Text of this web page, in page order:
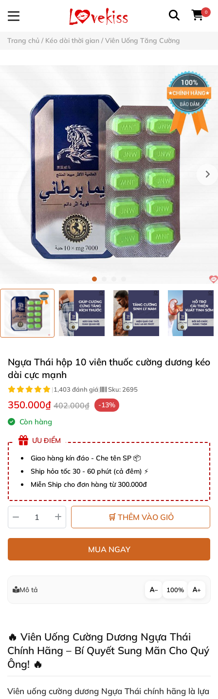
0
Trang chủ / Kéo dài thời gian / Viên Uống Tăng Cường
Ngựa Thái hộp 10 viên thuốc cường dương kéo
dài cực mạnh
|1,403 đánh giá| Sku: 2695
350.000₫ 402.000₫ -13%
Còn hàng
ƯU ĐIỂM
Giao hàng kín đáo - Che tên SP 📦
Ship hỏa tốc 30 - 60 phút (cả đêm) ⚡
Miễn Ship cho đơn hàng từ 300.000đ
🛒 THÊM VÀO GIỎ
MUA NGAY
Mô tả − 100% +
🔥 Viên Uống Cường Dương Ngựa Thái
Chính Hãng – Bí Quyết Sung Mãn Cho Quý
Ông! 🔥
Viên uống cường dương Ngựa Thái chính hãng là lựa